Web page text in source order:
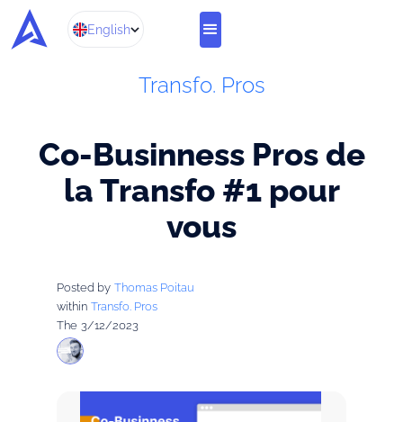
English
Transfo. Pros
Co-Businness Pros de
la Transfo #1 pour
vous
Posted by Thomas Poitau
within Transfo. Pros
The 3/12/2023